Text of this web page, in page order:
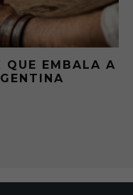
QUE EMBALA A